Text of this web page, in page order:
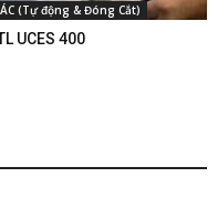
(Tự động & Đóng Cắt)
UCES 400